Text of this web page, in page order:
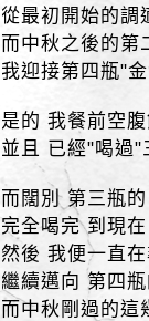
從最初開始的調
而中秋之後的第
我迎接第四瓶"
是的 我餐前空
並且 已經"喝過"
而闊別 第三瓶
完全喝完 到現
然後 我便一直
繼續邁向 第四
而中秋剛過的這